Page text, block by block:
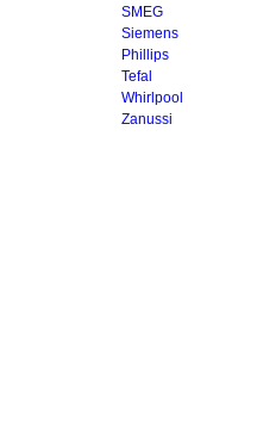
SMEG
Siemens
Phillips
Tefal
Whirlpool
Zanussi